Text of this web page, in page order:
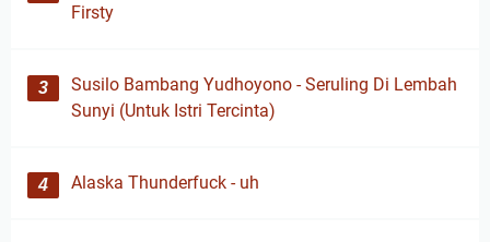
Firsty
Susilo Bambang Yudhoyono - Seruling Di Lembah
Sunyi (Untuk Istri Tercinta)
Alaska Thunderfuck - uh